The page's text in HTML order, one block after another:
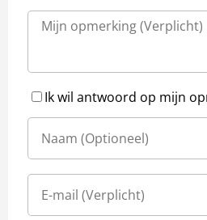
Ik wil antwoord op mijn